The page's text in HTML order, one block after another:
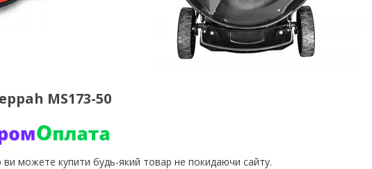
MS173-50
ви можете купити будь-який товар не покидаючи сайту.